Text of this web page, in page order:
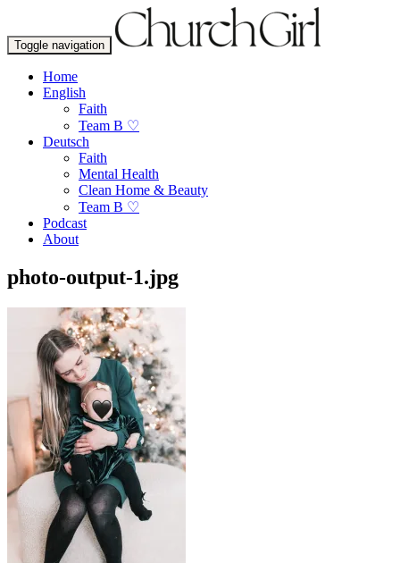
Toggle navigation
Home
English
Faith
Team B ♡
Deutsch
Faith
Mental Health
Clean Home & Beauty
Team B ♡
Podcast
About
photo-output-1.jpg